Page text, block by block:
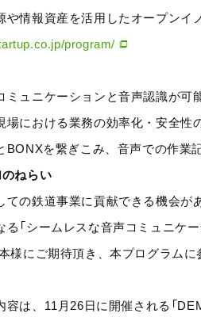
や情報資産を活用したオープンイ
program/
ミュニケーションと音声認識が
場における業務の効率化・安全
BONXを繋ぎこみ、音声での作業
ねらい
ての鉄道事業に貢献できる機会
「シームレスな音声コミュニケ
様にご期待頂き、本プログラムに
は、11月26日に開催される「